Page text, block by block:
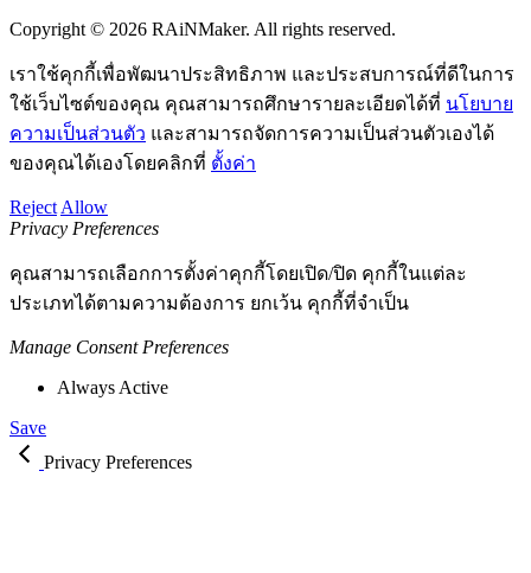
Copyright © 2026 RAiNMaker. All rights reserved.
เราใช้คุกกี้เพื่อพัฒนาประสิทธิภาพ และประสบการณ์ที่ดีในการ
ใช้เว็บไซต์ของคุณ คุณสามารถศึกษารายละเอียดได้ที่ นโยบาย
ความเป็นส่วนตัว และสามารถจัดการความเป็นส่วนตัวเองได้
ของคุณได้เองโดยคลิกที่ ตั้งค่า
Reject Allow
Privacy Preferences
คุณสามารถเลือกการตั้งค่าคุกกี้โดยเปิด/ปิด คุกกี้ในแต่ละ
ประเภทได้ตามความต้องการ ยกเว้น คุกกี้ที่จำเป็น
Manage Consent Preferences
Always Active
Save
Privacy Preferences